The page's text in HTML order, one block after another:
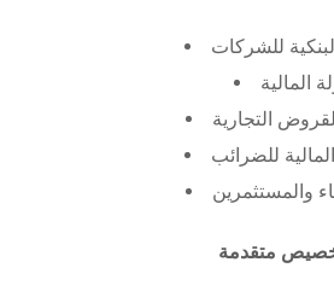
للشركات
المالية
التجارية
للضرائب
والمستثمرين